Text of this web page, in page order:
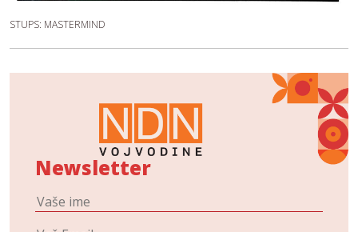
STUPS: MASTERMIND
Newsletter